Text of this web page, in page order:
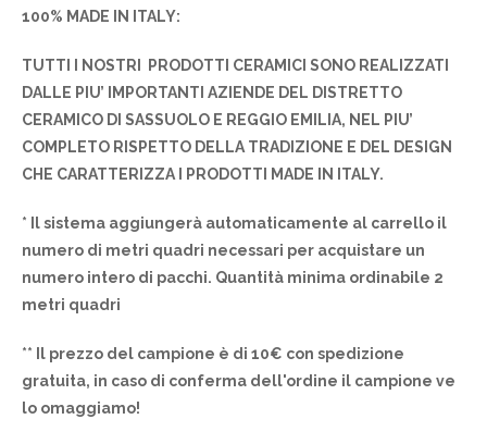
100% MADE IN ITALY:
TUTTI I NOSTRI PRODOTTI CERAMICI SONO REALIZZATI
DALLE PIU’ IMPORTANTI AZIENDE DEL DISTRETTO
CERAMICO DI SASSUOLO E REGGIO EMILIA, NEL PIU’
COMPLETO RISPETTO DELLA TRADIZIONE E DEL DESIGN
CHE CARATTERIZZA I PRODOTTI MADE IN ITALY.
* Il sistema aggiungerà automaticamente al carrello il
numero di metri quadri necessari per acquistare un
numero intero di pacchi. Quantità minima ordinabile 2
metri quadri
** Il prezzo del campione è di 10€ con spedizione
gratuita, in caso di conferma dell'ordine il campione ve
lo omaggiamo!